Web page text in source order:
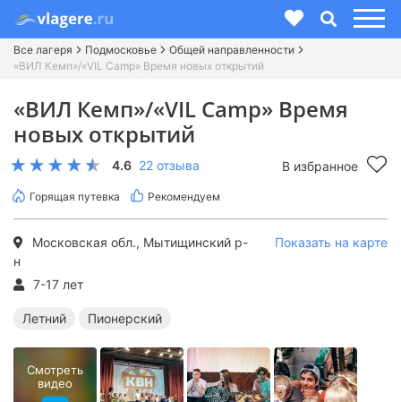
Все лагеря Подмосковье
Общей направленности
«ВИЛ Кемп»/«VIL Camp» Время новых открытий
«ВИЛ Кемп»/«VIL Camp» Время
новых открытий
4.6 22 отзыва В избранное
Горящая путевка Рекомендуем
Московская обл., Мытищинский р-
н
Показать на карте
7-17 лет
Летний Пионерский
Смотреть
видео